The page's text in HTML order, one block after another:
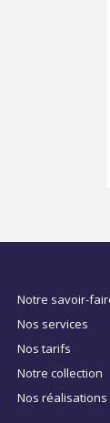
Notre savoir-
Nos services
Nos tarifs
Notre collection
Nos réalisations